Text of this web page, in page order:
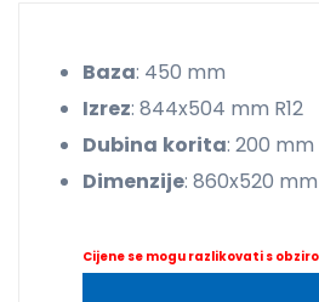
Baza: 450 mm
Izrez: 844x504 mm R12
Dubina korita: 200 mm
Dimenzije: 860x520 mm
Cijene se mogu razlikovati s